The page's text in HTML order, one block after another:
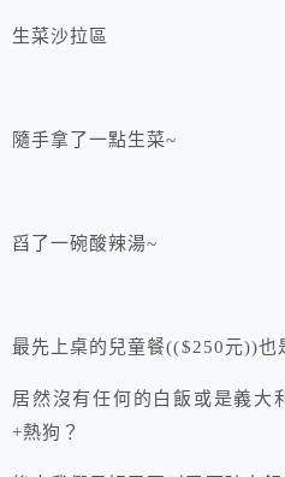
生菜沙拉區
隨手拿了一點生菜~
舀了一碗酸辣湯~
最先上桌的兒童餐(($250元))也
居然沒有任何的白飯或是義大
+熱狗？